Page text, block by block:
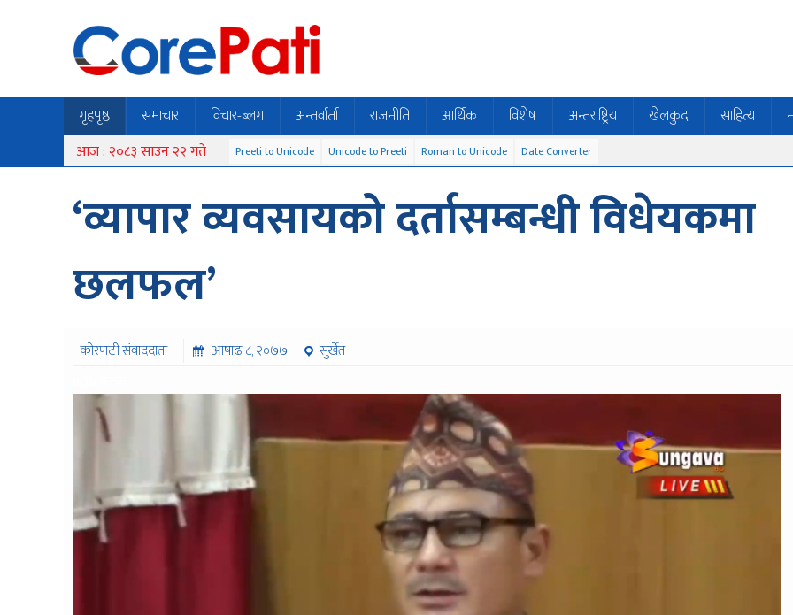
गृहपृष्ठ समाचार विचार-ब्लग अन्तर्वार्ता राजनीति आर्थिक विशेष अन्तराष्ट्रिय खेलकुद साहित्य
आज : २०८३ साउन २२ गते Preeti to Unicode Unicode to Preeti Roman to Unicode Date Converter
‘व्यापार व्यवसायको दर्तासम्बन्धी विधेयकमा
छलफल’
कोरपाटी संवाददाता आषाढ ८, २०७७
सुर्खेत